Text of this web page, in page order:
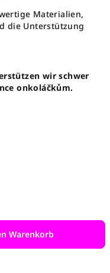
Materialien,
die Unterstützung
wir schwer
onkoláčkům.
Warenkorb